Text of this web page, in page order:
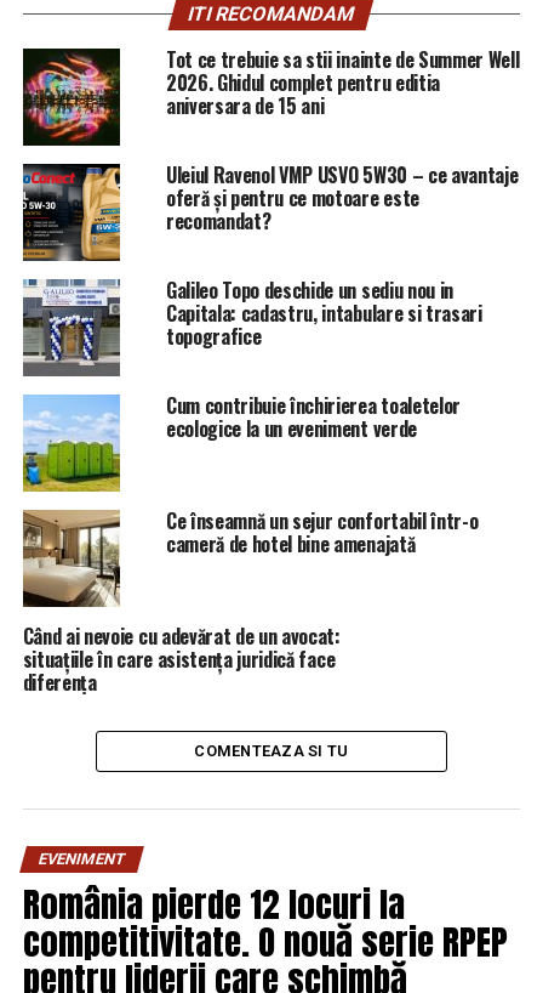
companiile municipale și că, din această cauză,
proiectele care vizează modernizarea străzilor întârzie.
”Vom calcula cât ar costa contractele acum. Vechile
contracte ne costă mai mult. Diferența o vom imputa
consilierilor generali ai PNL care, amenințați de
Orban și Bușoi, nu votează în Consiliul General
pentru interesul cetățenilor”
prin Administrația Străzilor București (ASB), a demarat
o amplă acțiune de inventariere a deficiențelor apărute
pe arterele aflate în administrarea ASB, ca urmare a
fenomenelor îngheț/dezgheț și a operațiunilor de
deszăpezire.
Municipalitatea a promis că, după îmbunătățirea
ITI RECOMANDAM
Tot ce trebuie sa stii inainte de Summer Well
2026. Ghidul complet pentru editia
aniversara de 15 ani
Uleiul Ravenol VMP USVO 5W30 – ce avantaje
oferă și pentru ce motoare este
recomandat?
Galileo Topo deschide un sediu nou in
Capitala: cadastru, intabulare si trasari
topografice
Cum contribuie închirierea toaletelor
ecologice la un eveniment verde
Ce înseamnă un sejur confortabil într-o
cameră de hotel bine amenajată
Când ai nevoie cu adevărat de un avocat:
situațiile în care asistența juridică face
diferența
COMENTEAZA SI TU
EVENIMENT
România pierde 12 locuri la
competitivitate. O nouă serie RPEP
pentru liderii care schimbă